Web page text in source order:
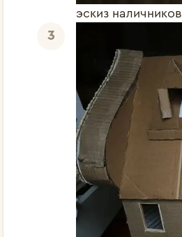
эскиз наличников
3